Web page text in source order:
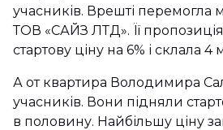
учасників. Врешті перемогла
ТОВ «САЙЗ ЛТД». Її
стартову ціну на 6% і склала
А от квартира Володимира
учасників. Вони підняли
в половину. Найбільшу ціну